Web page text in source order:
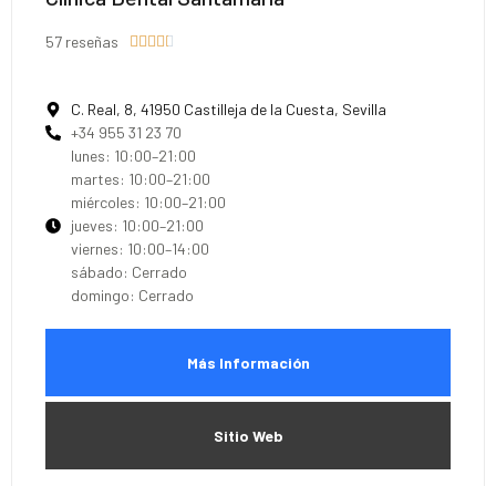
57 reseñas     
C. Real, 8, 41950 Castilleja de la Cuesta, Sevilla
+34 955 31 23 70
lunes: 10:00–21:00
martes: 10:00–21:00
miércoles: 10:00–21:00
jueves: 10:00–21:00
viernes: 10:00–14:00
sábado: Cerrado
domingo: Cerrado
Más Información
Sitio Web